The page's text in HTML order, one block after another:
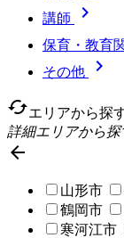
講師 
保育・教育
その他

cachedエリアから探
詳細エリアから探

山形市
鶴岡市
寒河江市